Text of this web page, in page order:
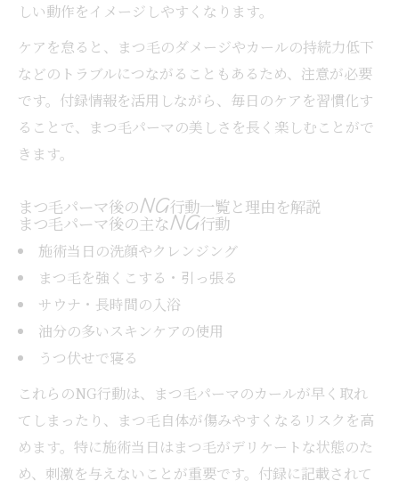
しい動作をイメージしやすくなります。
ケアを怠ると、まつ毛のダメージやカールの持続力低下
などのトラブルにつながることもあるため、注意が必要
です。付録情報を活用しながら、毎日のケアを習慣化す
ることで、まつ毛パーマの美しさを長く楽しむことがで
きます。
まつ毛パーマ後のNG行動一覧と理由を解説
まつ毛パーマ後の主なNG行動
施術当日の洗顔やクレンジング
まつ毛を強くこする・引っ張る
サウナ・長時間の入浴
油分の多いスキンケアの使用
うつ伏せで寝る
これらのNG行動は、まつ毛パーマのカールが早く取れ
てしまったり、まつ毛自体が傷みやすくなるリスクを高
めます。特に施術当日はまつ毛がデリケートな状態のた
め、刺激を与えないことが重要です。付録に記載されて